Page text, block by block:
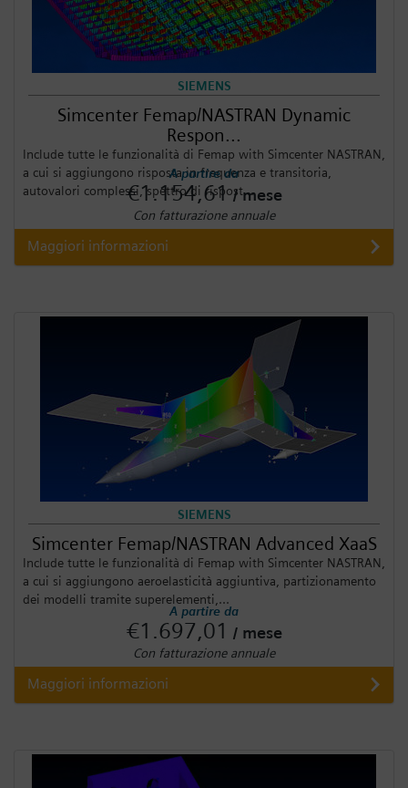
SIEMENS
Simcenter Femap/NASTRAN Dynamic
Respon...
Include tutte le funzionalità di Femap with Simcenter NASTRAN,
a cui si aggiungono risposta in frequenza e transitoria,
autovalori complessi, spettro di rispost...
A partire da
€1.154,61/ mese
Con fatturazione annuale
Maggiori informazioni
SIEMENS
Simcenter Femap/NASTRAN Advanced XaaS
Include tutte le funzionalità di Femap with Simcenter NASTRAN,
a cui si aggiungono aeroelasticità aggiuntiva, partizionamento
dei modelli tramite superelementi,...
A partire da
€1.697,01 / mese
Con fatturazione annuale
Maggiori informazioni